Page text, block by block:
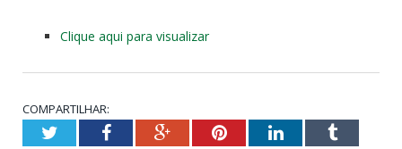
Clique aqui para visualizar
COMPARTILHAR:
TwitterFacebookGoogle+PinterestLinkedInTumblr